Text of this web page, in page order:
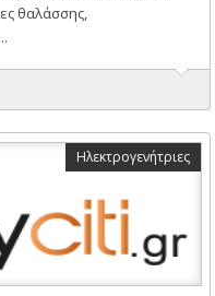
θαλάσσης,
Ηλεκτρογενήτριες